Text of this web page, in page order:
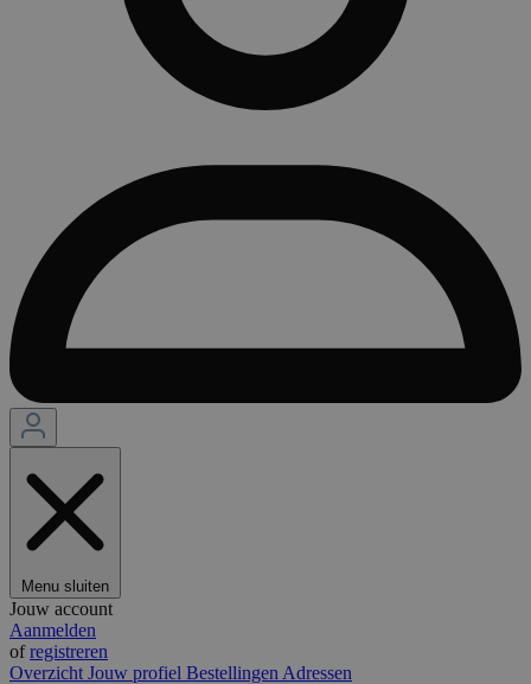
Menu sluiten
Jouw account
Aanmelden
ofregistreren
Overzicht Jouw profiel Bestellingen Adressen